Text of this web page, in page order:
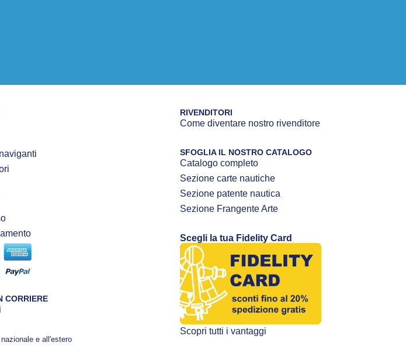
CORRIERE
e all'estero
RIVENDITORI
Come diventare nostro rivenditore
SFOGLIA IL NOSTRO CATALOGO
Catalogo completo
Sezione carte nautiche
Sezione patente nautica
Sezione Frangente Arte
Scegli la tua Fidelity Card
Scopri tutti i vantaggi